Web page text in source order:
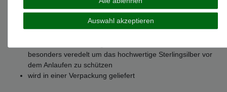
Verschlussart: Klappverschluss
Creolen Breite: 6 mm
Creolen Durchmesser: 15 mm
besonders veredelt um das hochwertige Sterlingsilber vor
dem Anlaufen zu schützen
wird in einer Verpackung geliefert
Auswahl akzeptieren